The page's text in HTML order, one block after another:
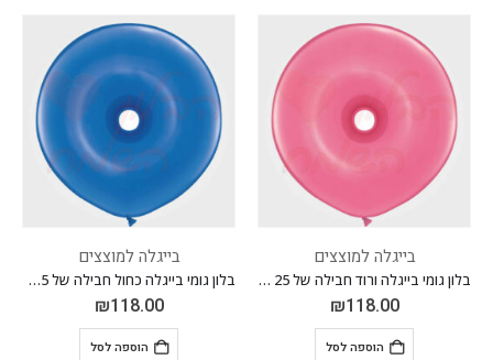
בייגלה למוצצים
בלון גומי בייגלה ורוד חבילה של 25 יח'
₪118.00
הוספה לסל
בייגלה למוצצים
בלון גומי בייגלה כחול חבילה של 25 יח'
₪118.00
הוספה לסל